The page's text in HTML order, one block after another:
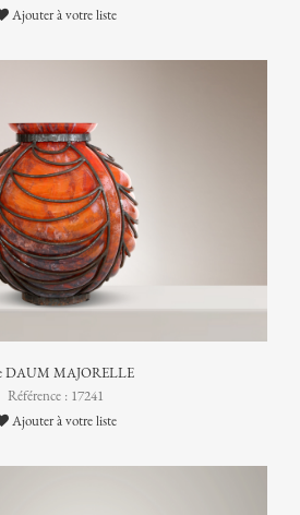
Ajouter à votre liste
DAUM MAJORELLE
Référence : 17241
Ajouter à votre liste